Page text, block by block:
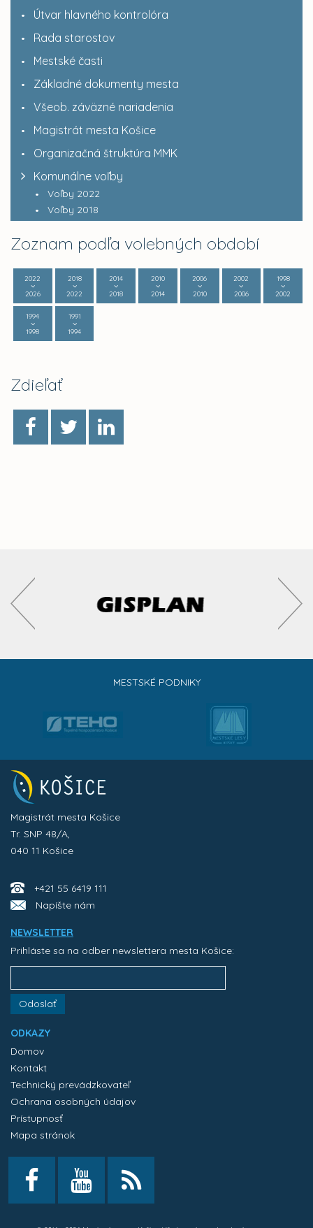
Útvar hlavného kontrolóra
Rada starostov
Mestské časti
Základné dokumenty mesta
Všeob. záväzné nariadenia
Magistrát mesta Košice
Organizačná štruktúra MMK
Komunálne voľby
Voľby 2022
Voľby 2018
Zoznam podľa volebných období
2022
2026
2018
2022
2014
2018
2010
2014
2006
2010
2002
2006
1998
2002
1994
1998
1991
1994
Zdieľať
MESTSKÉ PODNIKY
Magistrát mesta Košice
Tr. SNP 48/A,
040 11 Košice
+421 55 6419 111
Napíšte nám
NEWSLETTER
Prihláste sa na odber newslettera mesta Košice:
Odoslať
ODKAZY
Domov
Kontakt
Technický prevádzkovateľ
Ochrana osobných údajov
Prístupnosť
Mapa stránok